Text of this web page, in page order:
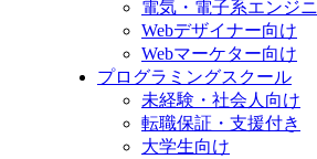
電気・電子系エンジ
Webデザイナー向け
Webマーケター向け
プログラミングスクール
未経験・社会人向け
転職保証・支援付き
大学生向け